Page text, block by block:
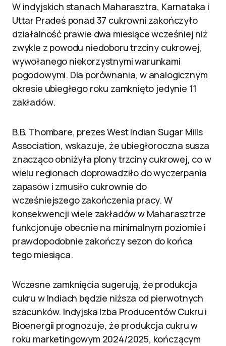
W indyjskich stanach Maharasztra, Karnataka i
Uttar Pradeś ponad 37 cukrowni zakończyło
działalność prawie dwa miesiące wcześniej niż
zwykle z powodu niedoboru trzciny cukrowej,
wywołanego niekorzystnymi warunkami
pogodowymi. Dla porównania, w analogicznym
okresie ubiegłego roku zamknięto jedynie 11
zakładów.
B.B. Thombare, prezes West Indian Sugar Mills
Association, wskazuje, że ubiegłoroczna susza
znacząco obniżyła plony trzciny cukrowej, co w
wielu regionach doprowadziło do wyczerpania
zapasów i zmusiło cukrownie do
wcześniejszego zakończenia pracy. W
konsekwencji wiele zakładów w Maharasztrze
funkcjonuje obecnie na minimalnym poziomie i
prawdopodobnie zakończy sezon do końca
tego miesiąca.
Wczesne zamknięcia sugerują, że produkcja
cukru w Indiach będzie niższa od pierwotnych
szacunków. Indyjska Izba Producentów Cukru i
Bioenergii prognozuje, że produkcja cukru w
roku marketingowym 2024/2025, kończącym